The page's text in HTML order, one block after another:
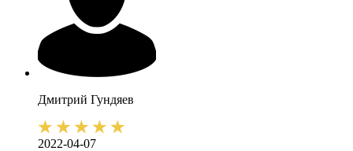
Дмитрий Гундяев
2022-04-07